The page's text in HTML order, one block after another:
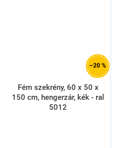
–20 %
Fém szekrény, 60 x 50 x
150 cm, hengerzár, kék - ral
5012